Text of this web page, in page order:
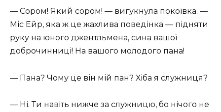
— Сором! Який сором! — вигукнула покоївка. —
Міс Ейр, яка ж це жахлива поведінка — підняти
руку на юного джентльмена, сина вашої
доброчинниці! На вашого молодого пана!
— Пана? Чому це він мій пан? Хіба я служниця?
— Ні. Ти навіть нижче за служницю, бо нічого не